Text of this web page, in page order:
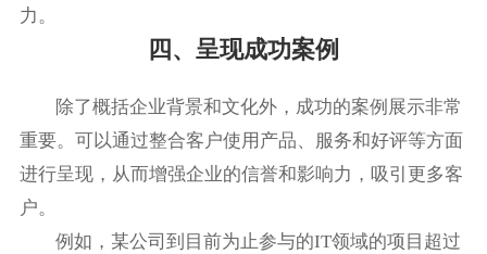
力。
四、呈现成功案例
除了概括企业背景和文化外，成功的案例展示非常
重要。可以通过整合客户使用产品、服务和好评等方面
进行呈现，从而增强企业的信誉和影响力，吸引更多客
户。
例如，某公司到目前为止参与的IT领域的项目超过